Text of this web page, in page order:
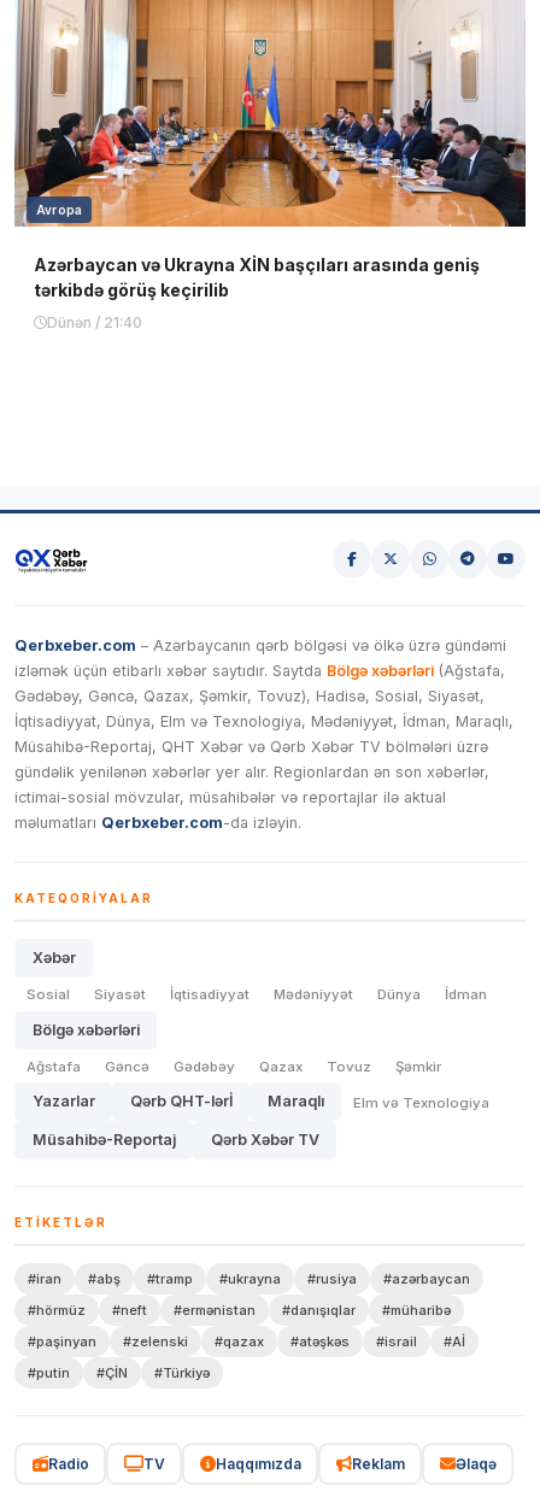
Avropa
Azərbaycan və Ukrayna XİN başçıları arasında geniş
tərkibdə görüş keçirilib
Dünən / 21:40
Qerbxeber.com – Azərbaycanın qərb bölgəsi və ölkə üzrə gündəmi
izləmək üçün etibarlı xəbər saytıdır. Saytda Bölgə xəbərləri (Ağstafa,
Gədəbəy, Gəncə, Qazax, Şəmkir, Tovuz), Hadisə, Sosial, Siyasət,
İqtisadiyyat, Dünya, Elm və Texnologiya, Mədəniyyət, İdman, Maraqlı,
Müsahibə-Reportaj, QHT Xəbər və Qərb Xəbər TV bölmələri üzrə
gündəlik yenilənən xəbərlər yer alır. Regionlardan ən son xəbərlər,
ictimai-sosial mövzular, müsahibələr və reportajlar ilə aktual
məlumatları Qerbxeber.com-da izləyin.
KATEQORIYALAR
Xəbər
Sosial Siyasət İqtisadiyyat Mədəniyyət Dünya İdman
Bölgə xəbərləri
Ağstafa Gəncə Gədəbəy Qazax Tovuz Şəmkir
Yazarlar Qərb QHT-lərİ Maraqlı Elm və Texnologiya
Müsahibə-Reportaj Qərb Xəbər TV
ETIKETLƏR
#iran #abş #tramp #ukrayna #rusiya
#azərbaycan
#hörmüz
#neft #ermənistan #danışıqlar
#müharibə
#paşinyan
#zelenski #qazax #atəşkəs #israil
#Aİ
#putin
#ÇİN #Türkiyə
Radio TV Haqqımızda Reklam Əlaqə